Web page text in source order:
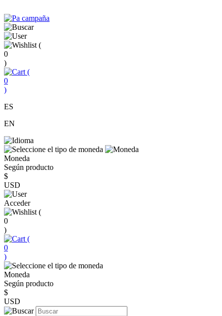
(
0
)
(
0
)
ES
EN
Moneda
Según producto
$
USD
Acceder
(
0
)
(
0
)
Moneda
Según producto
$
USD